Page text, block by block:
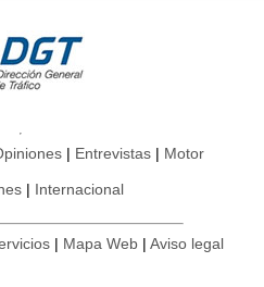
Entrevistas Motor
Internacional
Mapa Web Aviso legal